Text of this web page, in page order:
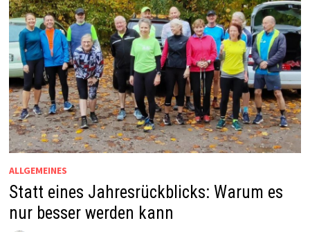
ALLGEMEINES
Statt eines Jahresrückblicks: Warum es
nur besser werden kann